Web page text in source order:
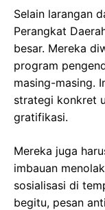
Selain larangan
Perangkat
besar. Mereka
program
masing-masing.
strategi konkret
gratifikasi.
Mereka juga
imbauan
sosialisasi di
begitu, pesan